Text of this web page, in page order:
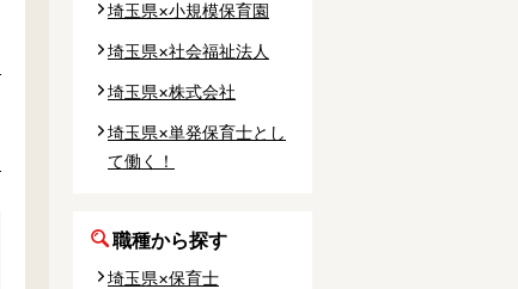
埼玉県×小規模保育園
埼玉県×社会福祉法人
埼玉県×株式会社
埼玉県×単発保育士とし
て働く！
職種から探す
埼玉県×保育士